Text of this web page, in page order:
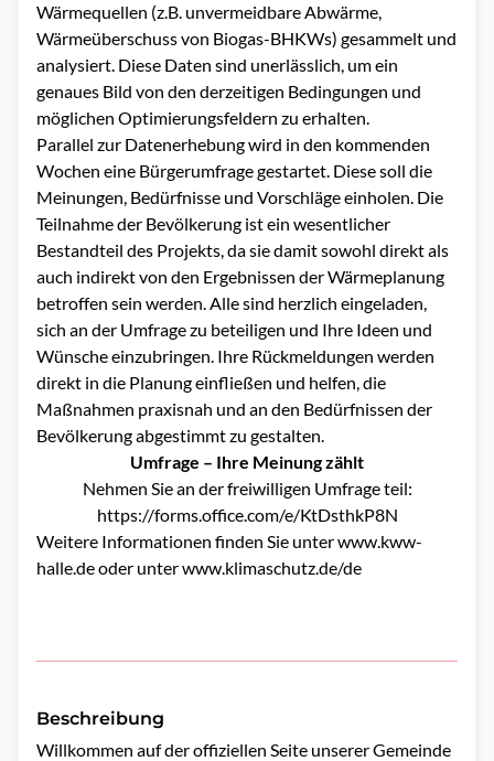
Wärmequellen (z.B. unvermeidbare Abwärme,
Wärmeüberschuss von Biogas-BHKWs) gesammelt und
analysiert. Diese Daten sind unerlässlich, um ein
genaues Bild von den derzeitigen Bedingungen und
möglichen Optimierungsfeldern zu erhalten.
Parallel zur Datenerhebung wird in den kommenden
Wochen eine Bürgerumfrage gestartet. Diese soll die
Meinungen, Bedürfnisse und Vorschläge einholen. Die
Teilnahme der Bevölkerung ist ein wesentlicher
Bestandteil des Projekts, da sie damit sowohl direkt als
auch indirekt von den Ergebnissen der Wärmeplanung
betroffen sein werden. Alle sind herzlich eingeladen,
sich an der Umfrage zu beteiligen und Ihre Ideen und
Wünsche einzubringen. Ihre Rückmeldungen werden
direkt in die Planung einfließen und helfen, die
Maßnahmen praxisnah und an den Bedürfnissen der
Bevölkerung abgestimmt zu gestalten.
Umfrage – Ihre Meinung zählt
Nehmen Sie an der freiwilligen Umfrageteil:
https://forms.office.com/e/KtDsthkP8N
Weitere Informationen finden Sie unterwww.kww-
halle.deoder unterwww.klimaschutz.de/de
Beschreibung
Willkommen auf der offiziellen Seite unserer Gemeinde